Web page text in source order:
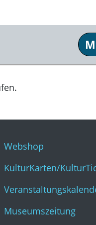
Webshop
KulturKarten/
Museumszeitung